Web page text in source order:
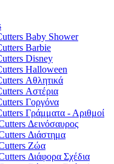
Baby Shower
Barbie
Disney
Halloween
Αθλητικά
Αστέρια
Γοργόνα
Γράμματα - Αριθμοί
Δεινόσαυρος
Διάστημα
Ζώα
Διάφορα Σχέδια